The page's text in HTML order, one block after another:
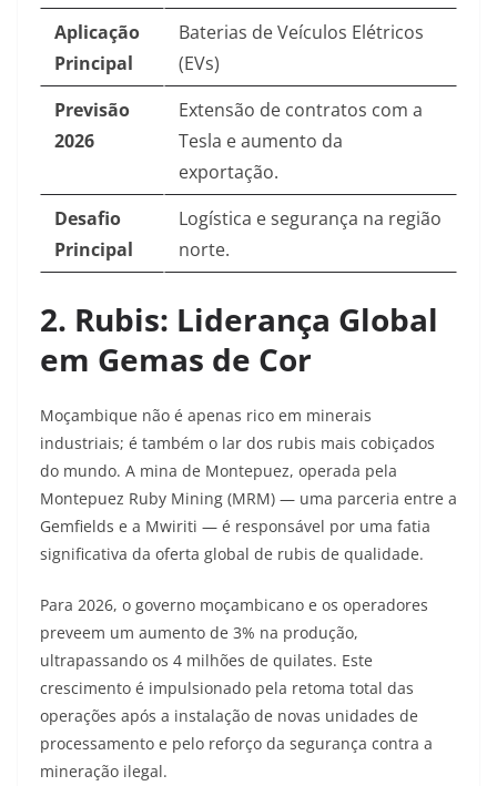
Aplicação
Principal
Baterias de Veículos Elétricos
(EVs)
Previsão
2026
Extensão de contratos com a
Tesla e aumento da
exportação.
Desafio
Principal
Logística e segurança na região
norte.
2. Rubis: Liderança Global
em Gemas de Cor
Moçambique não é apenas rico em minerais
industriais; é também o lar dos rubis mais cobiçados
do mundo. A mina de Montepuez, operada pela
Montepuez Ruby Mining (MRM) — uma parceria entre a
Gemfields e a Mwiriti — é responsável por uma fatia
significativa da oferta global de rubis de qualidade.
Para 2026, o governo moçambicano e os operadores
preveem um aumento de 3% na produção,
ultrapassando os 4 milhões de quilates. Este
crescimento é impulsionado pela retoma total das
operações após a instalação de novas unidades de
processamento e pelo reforço da segurança contra a
mineração ilegal.